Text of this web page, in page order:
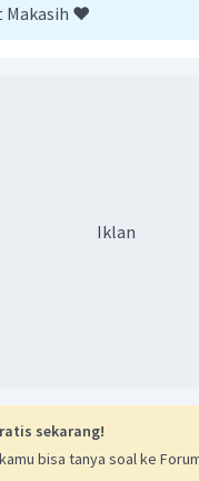
Makasih ❤️
Iklan
sekarang!
bisa tanya soal ke